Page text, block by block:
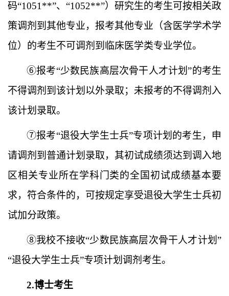
码“1051**”、“1052**”）研究生的考生可按相关政
策调剂到其他专业，报考其他专业（含医学学术学
位）的考生不可调剂到临床医学类专业学位。
⑥报考“少数民族高层次骨干人才计划”的考生
不得调剂到该计划以外录取；未报考的不得调剂入
该计划录取。
⑦报考“退役大学生士兵”专项计划的考生，申
请调剂到普通计划录取，其初试成绩须达到调入地
区相关专业所在学科门类的全国初试成绩基本要
求，符合条件的，可按规定享受退役大学生士兵初
试加分政策。
⑧我校不接收“少数民族高层次骨干人才计划”
“退役大学生士兵”专项计划调剂考生。
2.博士考生